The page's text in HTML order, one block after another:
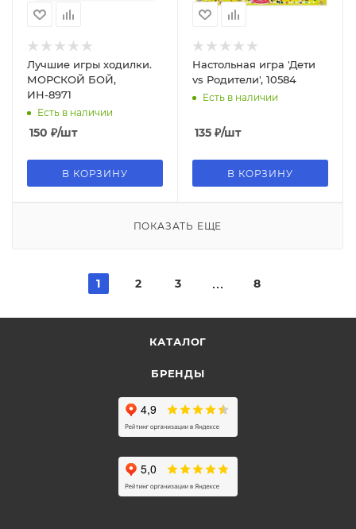
Лучшие игры ходилки.
МОРСКОЙ БОЙ,
ИН-8971
Есть в наличии
150 ₽/шт
В КОРЗИНУ
Настольная игра 'Дети
vs Родители', 10584
Есть в наличии
135 ₽/шт
В КОРЗИНУ
ПОКАЗАТЬ ЕЩЕ
1 2 3 8
КАТАЛОГ
БРЕНДЫ